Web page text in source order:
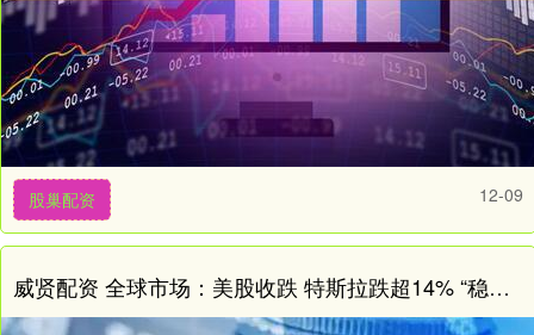
股巢配资 12-09
威贤配资 全球市场：美股收跌 特斯拉跌超14% “稳定币第一股”Circle上市首日大涨168%